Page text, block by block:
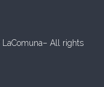
LaComuna– All rights